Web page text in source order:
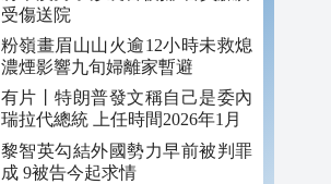
受傷送院
粉嶺畫眉山山火逾12小時未救熄
濃煙影響九旬婦離家暫避
有片丨特朗普發文稱自己是委內
瑞拉代總統 上任時間2026年1月
黎智英勾結外國勢力早前被判罪
成 9被告今起求情